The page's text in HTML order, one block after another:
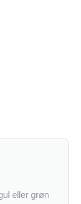
eller grøn